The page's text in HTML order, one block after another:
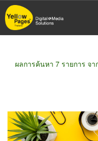
ข้าม
ไป
ผลการค้นหา 7 รายการ จ
ขายส่ง ขายปลีก